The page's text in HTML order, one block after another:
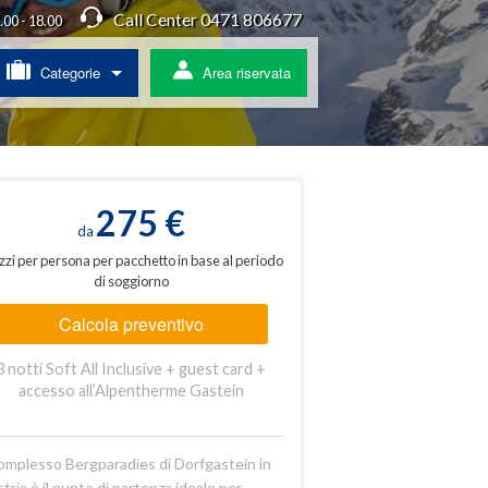
- 18.00 Call Center 0471 806677
Categorie Area riservata
da 275 €
per persona per pacchetto in base al periodo
di soggiorno
Calcola preventivo
notti Soft All Inclusive + guest card +
accesso all’Alpentherme Gastein
Bergparadies di Dorfgastein in